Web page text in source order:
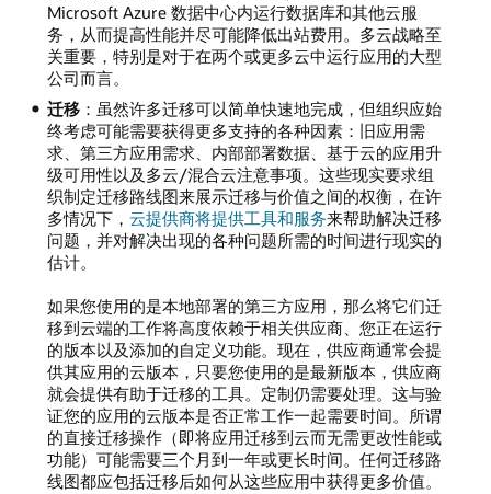
Microsoft Azure 数据中心内运行数据库和其他云服
务，从而提高性能并尽可能降低出站费用。多云战略至
关重要，特别是对于在两个或更多云中运行应用的大型
公司而言。
迁移：虽然许多迁移可以简单快速地完成，但组织应始
终考虑可能需要获得更多支持的各种因素：旧应用需
求、第三方应用需求、内部部署数据、基于云的应用升
级可用性以及多云/混合云注意事项。这些现实要求组
织制定迁移路线图来展示迁移与价值之间的权衡，在许
多情况下， 云提供商将提供工具和服务来帮助解决迁移
问题，并对解决出现的各种问题所需的时间进行现实的
估计。
如果您使用的是本地部署的第三方应用，那么将它们迁
移到云端的工作将高度依赖于相关供应商、您正在运行
的版本以及添加的自定义功能。现在，供应商通常会提
供其应用的云版本，只要您使用的是最新版本，供应商
就会提供有助于迁移的工具。定制仍需要处理。这与验
证您的应用的云版本是否正常工作一起需要时间。所谓
的直接迁移操作（即将应用迁移到云而无需更改性能或
功能）可能需要三个月到一年或更长时间。任何迁移路
线图都应包括迁移后如何从这些应用中获得更多价值。